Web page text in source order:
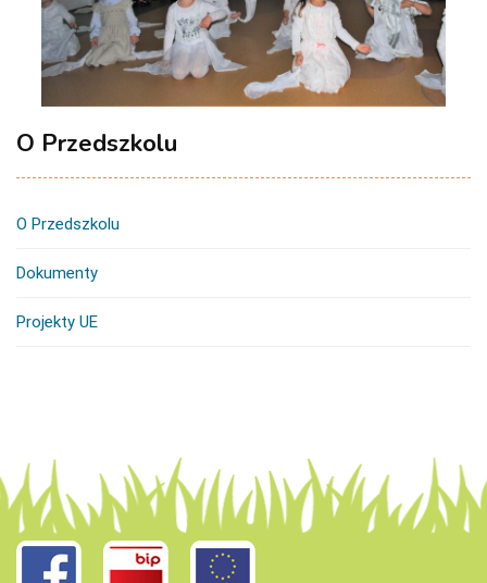
O Przedszkolu
O Przedszkolu
Dokumenty
Projekty UE